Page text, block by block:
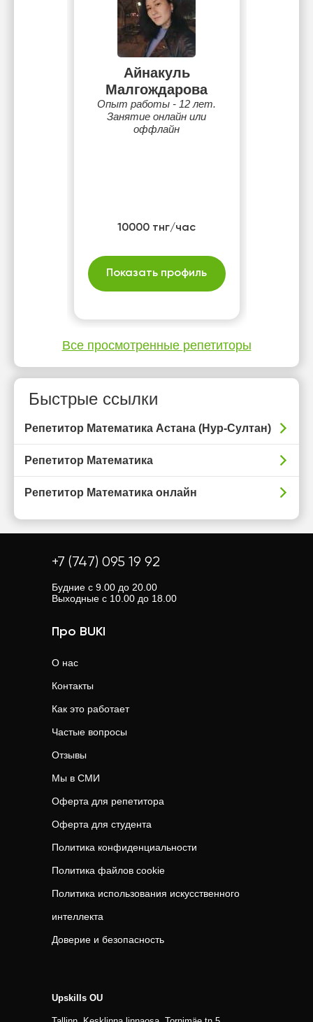
Айнакуль
Малгождарова
Опыт работы - 12 лет.
Занятие онлайн или
оффлайн
10000 тнг/час
Показать профиль
Все просмотренные репетиторы
Быстрые ссылки
Репетитор Математика Астана (Нур-Султан)
Репетитор Математика
Репетитор Математика онлайн
+7 (747) 095 19 92
Будние с 9.00 до 20.00
Выходные с 10.00 до 18.00
Про BUKI
О нас
Контакты
Как это работает
Частые вопросы
Отзывы
Мы в СМИ
Оферта для репетитора
Оферта для студента
Политика конфиденциальности
Политика файлов cookie
Политика использования искусственного
интеллекта
Доверие и безопасность
Upskills OU